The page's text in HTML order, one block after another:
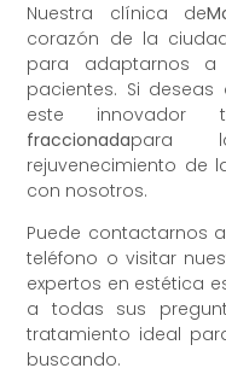
Nuestra clínica de
corazón de la
para adaptarnos a
pacientes. Si
este innovador
fraccionadapara
rejuvenecimiento de
con nosotros.
Puede contactarnos
teléfono o visitar
expertos en estética
a todas sus
tratamiento ideal
buscando.